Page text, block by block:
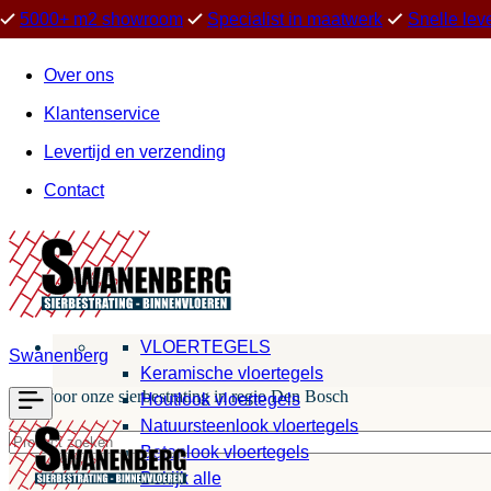
5000+ m2 showroom Specialist in maatwerk Snelle
Over ons
Klantenservice
Levertijd en verzending
Contact
Swanenberg
Kies voor onze sierbestrating in regio Den Bosch
VLOERTEGELS
Keramische vloertegels
Houtlook vloertegels
Natuursteenlook vloertegels
Betonlook vloertegels
Bekijk alle